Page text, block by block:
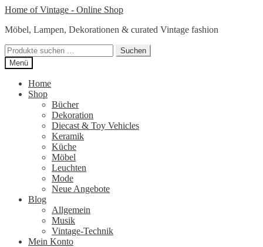
Zur
springen
Zum
springen
Home of Vintage - Online Shop
Möbel, Lampen, Dekorationen & curated Vintage fashion
Suchen
nach:
Suchen
Menü
Home
Shop
Bücher
Dekoration
Diecast & Toy Vehicles
Keramik
Küche
Möbel
Leuchten
Mode
Neue Angebote
Blog
Allgemein
Musik
Vintage-Technik
Mein Konto